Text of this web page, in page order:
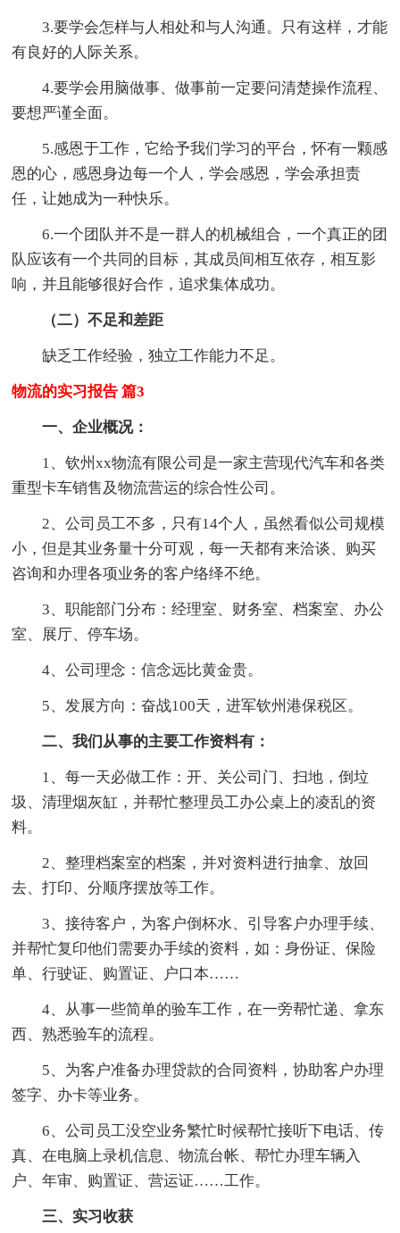
3.要学会怎样与人相处和与人沟通。只有这样，才能
有良好的人际关系。
4.要学会用脑做事、做事前一定要问清楚操作流程、
要想严谨全面。
5.感恩于工作，它给予我们学习的平台，怀有一颗感
恩的心，感恩身边每一个人，学会感恩，学会承担责
任，让她成为一种快乐。
6.一个团队并不是一群人的机械组合，一个真正的团
队应该有一个共同的目标，其成员间相互依存，相互影
响，并且能够很好合作，追求集体成功。
（二）不足和差距
缺乏工作经验，独立工作能力不足。
物流的实习报告 篇3
一、企业概况：
1、钦州xx物流有限公司是一家主营现代汽车和各类
重型卡车销售及物流营运的综合性公司。
2、公司员工不多，只有14个人，虽然看似公司规模
小，但是其业务量十分可观，每一天都有来洽谈、购买
咨询和办理各项业务的客户络绎不绝。
3、职能部门分布：经理室、财务室、档案室、办公
室、展厅、停车场。
4、公司理念：信念远比黄金贵。
5、发展方向：奋战100天，进军钦州港保税区。
二、我们从事的主要工作资料有：
1、每一天必做工作：开、关公司门、扫地，倒垃
圾、清理烟灰缸，并帮忙整理员工办公桌上的凌乱的资
料。
2、整理档案室的档案，并对资料进行抽拿、放回
去、打印、分顺序摆放等工作。
3、接待客户，为客户倒杯水、引导客户办理手续、
并帮忙复印他们需要办手续的资料，如：身份证、保险
单、行驶证、购置证、户口本……
4、从事一些简单的验车工作，在一旁帮忙递、拿东
西、熟悉验车的流程。
5、为客户准备办理贷款的合同资料，协助客户办理
签字、办卡等业务。
6、公司员工没空业务繁忙时候帮忙接听下电话、传
真、在电脑上录机信息、物流台帐、帮忙办理车辆入
户、年审、购置证、营运证……工作。
三、实习收获